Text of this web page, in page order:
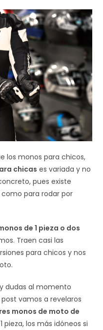
los monos para chicos,
chicas es variada y no
pues existe
para rodar por
de 1 pieza o dos
Traen casi las
para chicos y nos
dudas al momento
vamos a revelaros
monos de moto de
pieza, los más idóneos si